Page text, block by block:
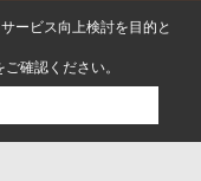
ービス向上検討を目的と
ご確認ください。